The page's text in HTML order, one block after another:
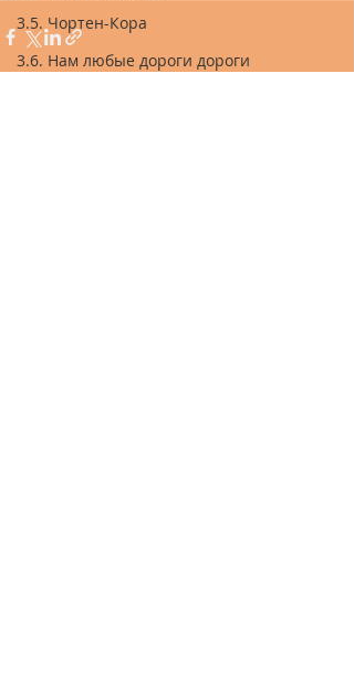
3.5. Чортен-Кора
3.6. Нам любые дороги дороги